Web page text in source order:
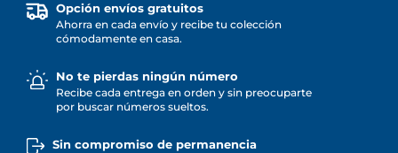
Opción envíos gratuitos
Ahorra en cada envío y recibe tu colección
cómodamente en casa.
No te pierdas ningún número
Recibe cada entrega en orden y sin preocuparte
por buscar números sueltos.
Sin compromiso de permanencia